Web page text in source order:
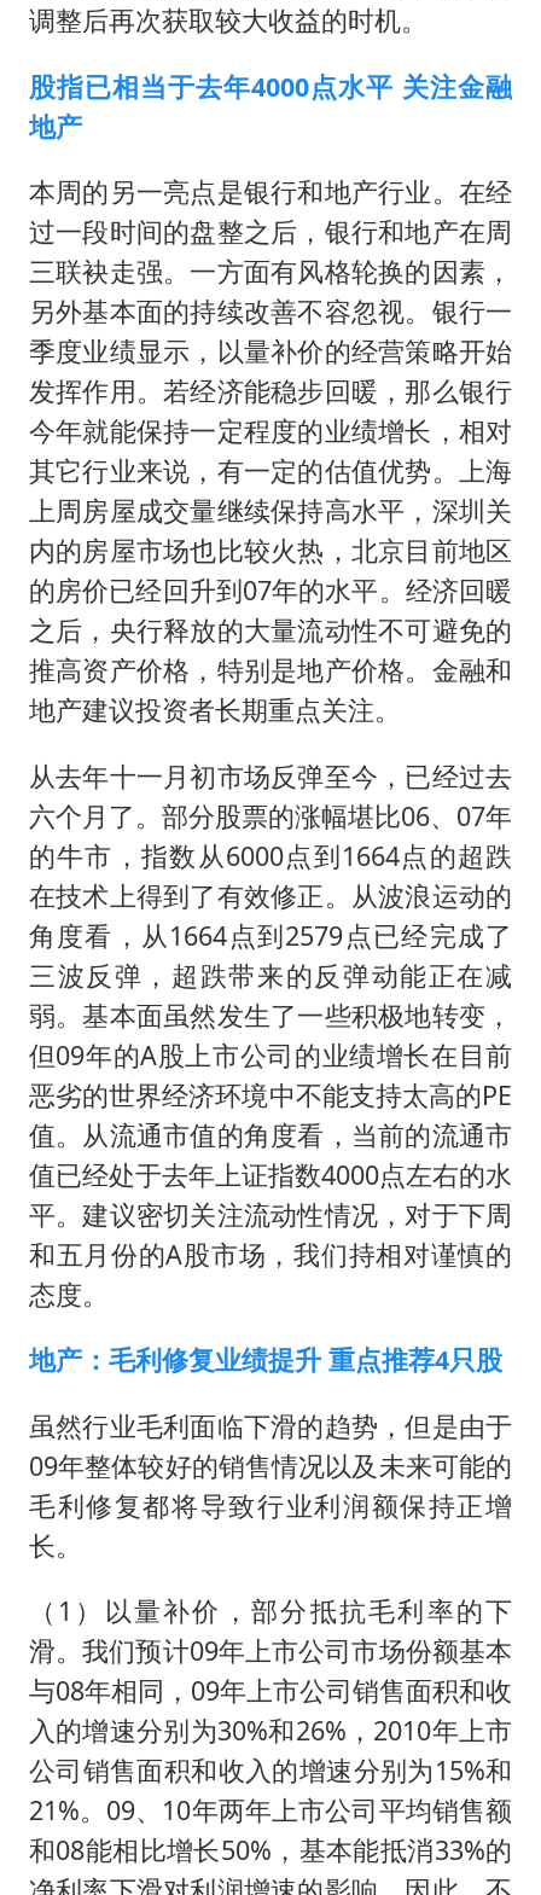
调整后再次获取较大收益的时机。
股指已相当于去年4000点水平 关注金融
地产
本周的另一亮点是银行和地产行业。在经
过一段时间的盘整之后，银行和地产在周
三联袂走强。一方面有风格轮换的因素，
另外基本面的持续改善不容忽视。银行一
季度业绩显示，以量补价的经营策略开始
发挥作用。若经济能稳步回暖，那么银行
今年就能保持一定程度的业绩增长，相对
其它行业来说，有一定的估值优势。上海
上周房屋成交量继续保持高水平，深圳关
内的房屋市场也比较火热，北京目前地区
的房价已经回升到07年的水平。经济回暖
之后，央行释放的大量流动性不可避免的
推高资产价格，特别是地产价格。金融和
地产建议投资者长期重点关注。
从去年十一月初市场反弹至今，已经过去
六个月了。部分股票的涨幅堪比06、07年
的牛市，指数从6000点到1664点的超跌
在技术上得到了有效修正。从波浪运动的
角度看，从1664点到2579点已经完成了
三波反弹，超跌带来的反弹动能正在减
弱。基本面虽然发生了一些积极地转变，
但09年的A股上市公司的业绩增长在目前
恶劣的世界经济环境中不能支持太高的PE
值。从流通市值的角度看，当前的流通市
值已经处于去年上证指数4000点左右的水
平。建议密切关注流动性情况，对于下周
和五月份的A股市场，我们持相对谨慎的
态度。
地产：毛利修复业绩提升 重点推荐4只股
虽然行业毛利面临下滑的趋势，但是由于
09年整体较好的销售情况以及未来可能的
毛利修复都将导致行业利润额保持正增
长。
（1）以量补价，部分抵抗毛利率的下
滑。我们预计09年上市公司市场份额基本
与08年相同，09年上市公司销售面积和收
入的增速分别为30%和26%，2010年上市
公司销售面积和收入的增速分别为15%和
21%。09、10年两年上市公司平均销售额
和08能相比增长50%，基本能抵消33%的